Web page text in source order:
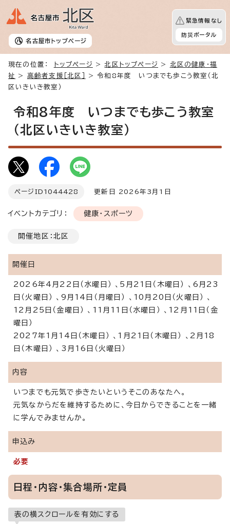
名古屋市 トップページ
緊急情報なし
防災ポータル
現在の位置： トップページ >北区トップページ > 北区の健康・福
祉
> 高齢者支援［北区］
> 令和8年度 いつまでも歩こう教室（北
区いきいき教室）
令和8年度 いつまでも歩こう教室
（北区いきいき教室）
ページID 1044428 更新日 2026年3月1日
イベントカテゴリ： 健康・スポーツ
開催地区：北区
開催日
2026年4月22日（水曜日） 、5月21日（木曜日） 、6月23
日（火曜日） 、9月14日（月曜日） 、10月20日（火曜日） 、
12月25日（金曜日） 、11月11日（水曜日） 、12月11日（金
曜日）
2027年1月14日（木曜日） 、1月21日（木曜日） 、2月18
日（木曜日） 、3月16日（火曜日）
内容
いつまでも元気で歩きたいというそこのあなたへ。
元気なからだを維持するために、今日からできることを一緒
に学んでみませんか。
申込み
必要
日程・内容・集合場所・定員
表の横スクロールを有効にする